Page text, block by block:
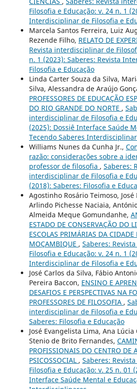
Filosofia e Educação: v. 24 n. 1
Interdisciplinar de Filosofia e
Marcela Santos Ferreira, Luiz
Rezende Filho, RELATO DE
Revista interdisciplinar de
n. 1 (2023): Saberes: Revista
Filosofia e Educação
Linda Carter Souza da Silva,
Silva, Alessandra de Araújo
PROFESSORES DE EDUCAÇÃO
DO RIO GRANDE DO NORTE ,
interdisciplinar de Filosofia e
(2025): Dossiê Interface Saúde
Tecendo Saberes
Williams Nunes da Cunha Jr.,
razão: considerações sobre a
professor de filosofia , Saberes:
interdisciplinar de Filosofia e
(2018): Saberes: Filosofia e
Agostinho Rosário Teimoso,
Arlindo Pichesse Naciaia,
Almeida Meque Gomundanhe,
ESTADO DE CONSERVAÇÃO DO
ESCOLAS PRIMÁRIAS DA
MOÇAMBIQUE , Saberes:
Filosofia e Educação: v. 24 n. 1
Interdisciplinar de Filosofia e
José Carlos da Silva, Fábio
Pereira Baccon, ENSINO E
DESAFIOS E PERSPECTIVAS NA
PROFESSORES DE FILOSOFIA ,
interdisciplinar de Filosofia e
Saberes: Filosofia e Educação
José Evangelista Lima, Ana
Stenio de Brito Fernandes,
PROFISSIONAIS DO CENTRO DE
PSICOSSOCIAL , Saberes:
Filosofia e Educação: v. 25 n. 01
Interface Saúde Mental e